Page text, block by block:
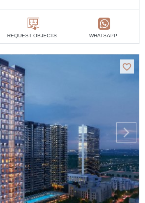
REQUEST OBJECTS WHATSAPP